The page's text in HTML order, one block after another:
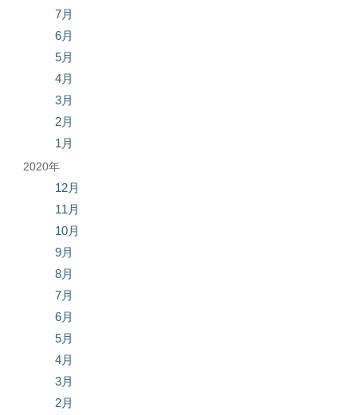
7月
6月
5月
4月
3月
2月
1月
2020年
12月
11月
10月
9月
8月
7月
6月
5月
4月
3月
2月